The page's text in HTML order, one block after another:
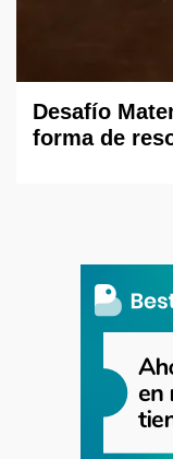
Desafío
forma de